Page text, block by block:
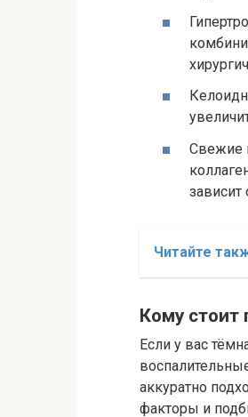
Свежие
зависит
Читайте
Кому
Если у вас
аккуратно
факторы и